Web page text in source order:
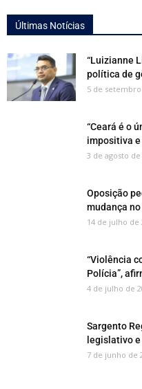
Últimas Notícias
“Luizianne
política de
5 de setembro
“Ceará é o
impositiva e
3 de agosto de
Oposição
mudança
14 de julho de
“Violência
Polícia”,
4 de julho de
Sargento
legislativo e
7 de junho de